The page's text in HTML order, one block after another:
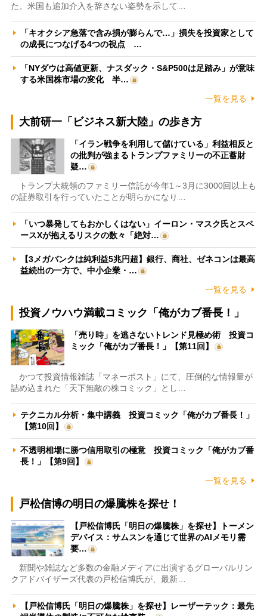
た。米国も追加介入を辞さない姿勢を示して…
「キオクシア急落で含み損が膨らんで…」損失を投資家として
の成長につなげる4つの視点 …
「NYダウは高値更新、ナスダック・S&P500は足踏み」が意味
する米国株市場の変化 半…
一覧を見る
大前研一「ビジネス新大陸」の歩き方
「イラン戦争を利用して儲けている」利益相反と
の批判が強まるトランプファミリーの不正蓄財
疑…
トランプ大統領のファミリー信託が今年1～3月に3000回以上も
の証券取引を行っていたことが明らかになり…
「いつ暴発してもおかしくはない」イーロン・マスク氏とスペ
ースXが抱えるリスクの数々「絶対…
【3メガバンクは純利益5兆円超】銀行、商社、ゼネコンは最高
益続出の一方で、中小企業・…
一覧を見る
投資ノウハウ満載コミック「俺がカブ番長！」
「売り時」を逃さないトレンド見極め術 投資コ
ミック「俺がカブ番長！」【第11回】
かつて投資情報雑誌「マネーポスト」にて、圧倒的な情報量が
詰め込まれた「天下無敵の株コミック」とし…
テクニカル分析・集中講義 投資コミック「俺がカブ番長！」
【第10回】
不透明相場に勝つ信用取引の極意 投資コミック「俺がカブ番
長！」【第9回】
一覧を見る
戸松信博の明日の爆騰株を探せ！
【戸松信博氏「明日の爆騰株」を探せ】トーメン
デバイス：サムスンを通じて世界のAIメモリ需
要…
新聞や雑誌など多数の金融メディアに出演するグローバルリン
クアドバイザーズ代表の戸松信博氏が、最新…
【戸松信博氏「明日の爆騰株」を探せ】レーザーテック：最先